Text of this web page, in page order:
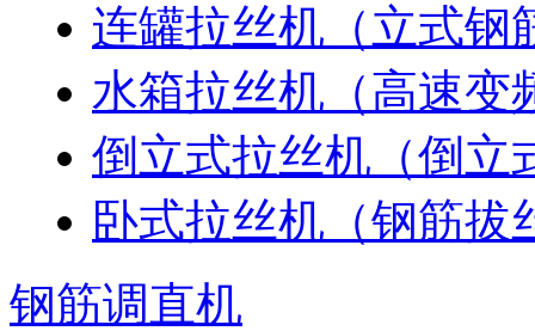
连罐拉丝机（立式钢
水箱拉丝机（高速变
倒立式拉丝机（倒立
卧式拉丝机（钢筋拔
钢筋调直机